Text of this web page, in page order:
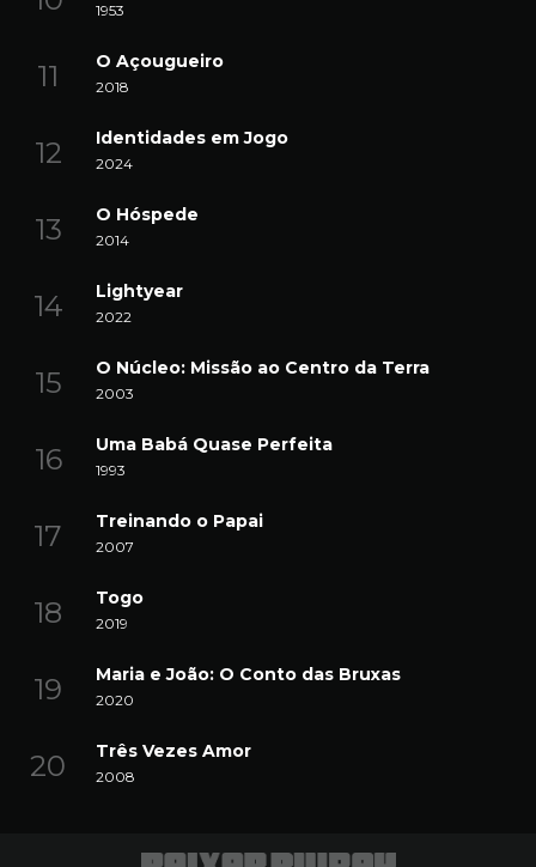
1953
O Açougueiro
2018
Identidades em Jogo
2024
O Hóspede
2014
Lightyear
2022
O Núcleo: Missão ao Centro da Terra
2003
Uma Babá Quase Perfeita
1993
Treinando o Papai
2007
Togo
2019
Maria e João: O Conto das Bruxas
2020
Três Vezes Amor
2008